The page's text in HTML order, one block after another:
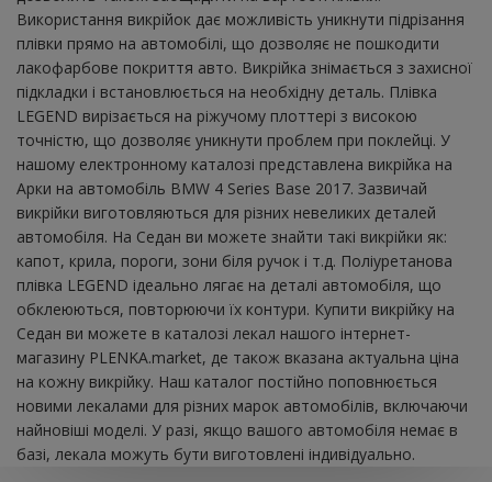
Використання викрійок дає можливість уникнути підрізання
плівки прямо на автомобілі, що дозволяє не пошкодити
лакофарбове покриття авто. Викрійка знімається з захисної
підкладки і встановлюється на необхідну деталь. Плівка
LEGEND вирізається на ріжучому плоттері з високою
точністю, що дозволяє уникнути проблем при поклейці. У
нашому електронному каталозі представлена ​​викрійка на
Арки на автомобіль BMW 4 Series Base 2017. Зазвичай
викрійки виготовляються для різних невеликих деталей
автомобіля. На Седан ви можете знайти такі викрійки як:
капот, крила, пороги, зони біля ручок і т.д. Поліуретанова
плівка LEGEND ідеально лягає на деталі автомобіля, що
обклеюються, повторюючи їх контури. Купити викрійку на
Седан ви можете в каталозі лекал нашого інтернет-
магазину PLENKA.market, де також вказана актуальна ціна
на кожну викрійку. Наш каталог постійно поповнюється
новими лекалами для різних марок автомобілів, включаючи
найновіші моделі. У разі, якщо вашого автомобіля немає в
базі, лекала можуть бути виготовлені індивідуально.